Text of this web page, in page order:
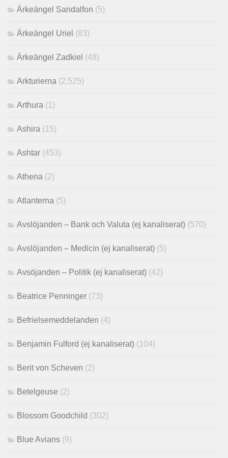
Ärkeängel Sandalfon (5)
Ärkeängel Uriel (83)
Ärkeängel Zadkiel (48)
Arkturierna (2,525)
Arthura (1)
Ashira (15)
Ashtar (453)
Athena (2)
Atlanterna (5)
Avslöjanden – Bank och Valuta (ej kanaliserat) (570)
Avslöjanden – Medicin (ej kanaliserat) (5)
Avsöjanden – Politik (ej kanaliserat) (42)
Beatrice Penninger (73)
Befrielsemeddelanden (4)
Benjamin Fulford (ej kanaliserat) (104)
Berit von Scheven (2)
Betelgeuse (2)
Blossom Goodchild (302)
Blue Avians (9)